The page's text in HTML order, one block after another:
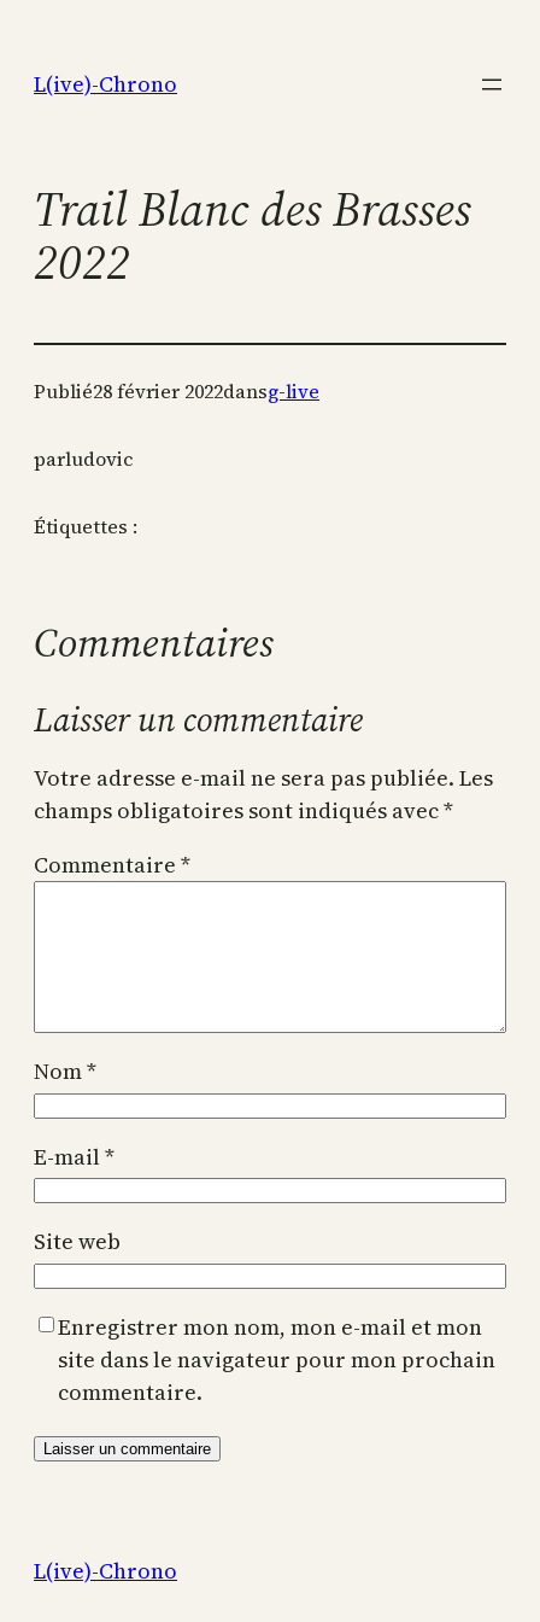
contenu
L(ive)-Chrono
Trail Blanc des Brasses
2022
Publié28 février 2022dansg-live
parludovic
Étiquettes :
Commentaires
Laisser un commentaire
Votre adresse e-mail ne sera pas publiée. Les
champs obligatoires sont indiqués avec*
Commentaire *
Nom*
E-mail*
Site web
Enregistrer mon nom, mon e-mail et mon
site dans le navigateur pour mon prochain
commentaire.
L(ive)-Chrono